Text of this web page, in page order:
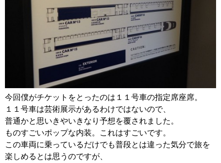
今回僕がチケットをとったのは１１号車の指定席座席。
１１号車は芸術展示があるわけではないので、
普通かと思いきやいきなり予想を覆されました。
ものすごいポップな内装。これはすごいです。
この車両に乗っているだけでも普段とは違った気分で旅を
楽しめるとは思うのですが、